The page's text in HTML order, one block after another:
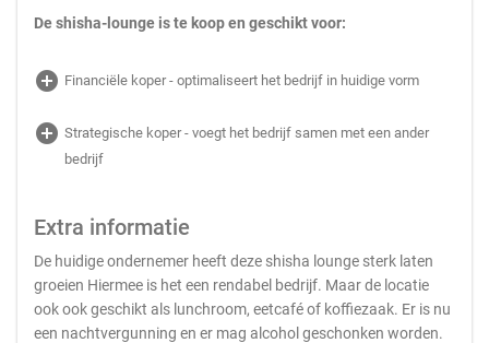
De shisha-lounge is te koop en geschikt voor:
add_circle Financiële koper - optimaliseert het bedrijf in huidige vorm
add_circle Strategische koper - voegt het bedrijf samen met een ander
bedrijf
Extra informatie
De huidige ondernemer heeft deze shisha lounge sterk laten
groeien Hiermee is het een rendabel bedrijf. Maar de locatie
ook ook geschikt als lunchroom, eetcafé of koffiezaak. Er is nu
een nachtvergunning en er mag alcohol geschonken worden.